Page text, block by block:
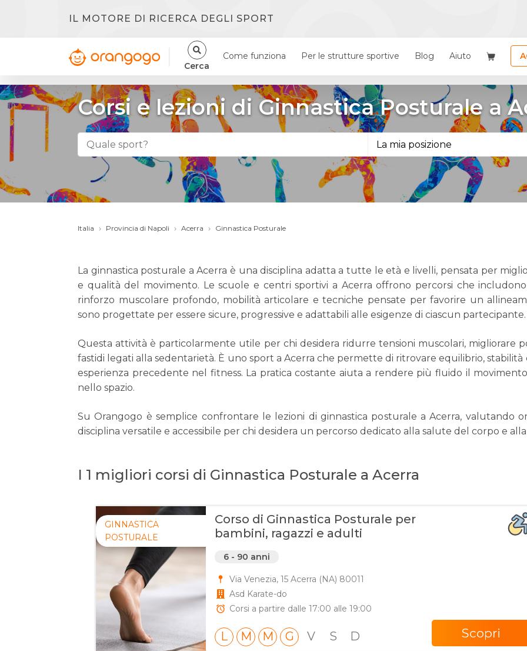
IL MOTORE DI RICERCA DEGLI SPORT
Cerca
Come funziona Per le strutture sportive Blog Aiuto
Corsi e lezioni di Ginnastica Posturale a
Italia Provincia di Napoli Acerra Ginnastica Posturale
La ginnastica posturale a Acerra è una disciplina adatta a tutte le età e livelli, pensata per
e qualità del movimento. Le scuole e centri sportivi a Acerra offrono percorsi che
rinforzo muscolare profondo, mobilità articolare e tecniche pensate per favorire un
sono progettate per essere sicure, progressive e adattabili alle esigenze di ciascun partecipante.
Questa attività è particolarmente utile per chi desidera ridurre tensioni muscolari, migliorare
fastidi legati alla sedentarietà. È uno sport a Acerra che permette di ritrovare equilibrio, stabilità
esperienza precedente nel fitness. La pratica costante aiuta a rendere più fluido il
nello spazio.
Su Orangogo è semplice confrontare le lezioni di ginnastica posturale a Acerra, valutando
disciplina versatile e accessibile per chi desidera un percorso dedicato alla salute del corpo e
I 1 migliori corsi di Ginnastica Posturale a Acerra
GINNASTICA
POSTURALE
Corso di Ginnastica Posturale per
bambini, ragazzi e adulti
6 - 90 anni
Via Venezia, 15 Acerra (NA) 80011
Asd Karate-do
Corsi a partire dalle 17:00 alle 19:00
L M M G V S D Scopri